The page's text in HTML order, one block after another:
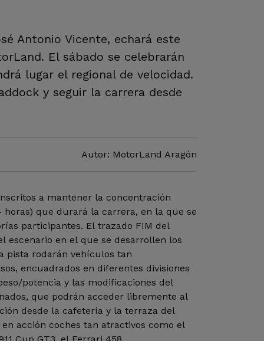
Antonio Vicente, echará este
El sábado se celebrarán
lugar el regional de velocidad.
y seguir la carrera desde
Autor: MotorLand Aragón
a mantener la concentración
que durará la carrera, en la que se
participantes. El trazado FIM del
escenario en el que se desarrollen los
pista rodarán vehículos tan
encuadrados en diferentes divisiones
potencia y las modificaciones del
que podrán acceder libremente al
desde la cafetería y la terraza del
acción coches tan atractivos como el